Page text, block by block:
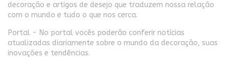
decoração e artigos de desejo que traduzem nossa relação
com o mundo e tudo o que nos cerca.
Portal - No portal vocês poderão conferir notícias
atualizadas diariamente sobre o mundo da decoração, suas
inovações e tendências.